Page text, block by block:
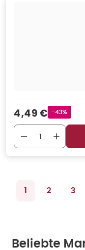
Verkaufspreis
4,49 € -43%
1 2 3
Beliebte